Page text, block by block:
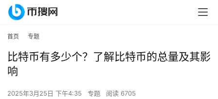
首页 专题
比特币有多少个？了解比特币的总量及其影
响
2025年3月25日 下午4:35 专题 阅读 6705